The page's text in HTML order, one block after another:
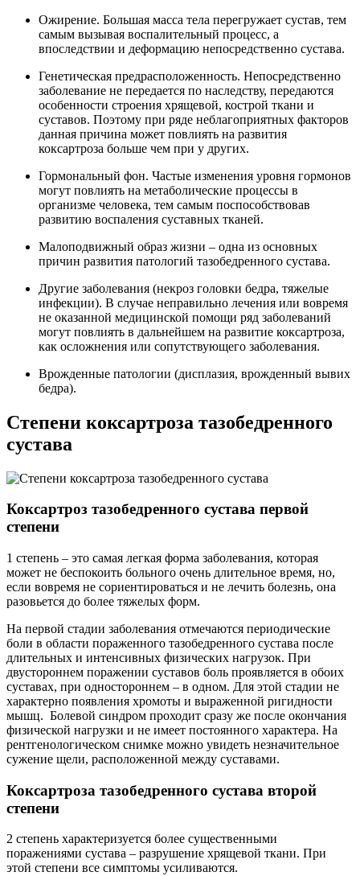
Ожирение. Большая масса тела перегружает сустав, тем
самым вызывая воспалительный процесс, а
впоследствии и деформацию непосредственно сустава.
Генетическая предрасположенность. Непосредственно
заболевание не передается по наследству, передаются
особенности строения хрящевой, кострой ткани и
суставов. Поэтому при ряде неблагоприятных факторов
данная причина может повлиять на развития
коксартроза больше чем при у других.
Гормональный фон. Частые изменения уровня гормонов
могут повлиять на метаболические процессы в
организме человека, тем самым поспособствовав
развитию воспаления суставных тканей.
Малоподвижный образ жизни – одна из основных
причин развития патологий тазобедренного сустава.
Другие заболевания (некроз головки бедра, тяжелые
инфекции). В случае неправильно лечения или вовремя
не оказанной медицинской помощи ряд заболеваний
могут повлиять в дальнейшем на развитие коксартроза,
как осложнения или сопутствующего заболевания.
Врожденные патологии (дисплазия, врожденный вывих
бедра).
Степени коксартроза тазобедренного
сустава
Коксартроз тазобедренного сустава первой
степени
1 степень – это самая легкая форма заболевания, которая
может не беспокоить больного очень длительное время, но,
если вовремя не сориентироваться и не лечить болезнь, она
разовьется до более тяжелых форм.
На первой стадии заболевания отмечаются периодические
боли в области пораженного тазобедренного сустава после
длительных и интенсивных физических нагрузок. При
двустороннем поражении суставов боль проявляется в обоих
суставах, при одностороннем – в одном. Для этой стадии не
характерно появления хромоты и выраженной ригидности
мышц. Болевой синдром проходит сразу же после окончания
физической нагрузки и не имеет постоянного характера. На
рентгенологическом снимке можно увидеть незначительное
сужение щели, расположенной между суставами.
Коксартроза тазобедренного сустава второй
степени
2 степень характеризуется более существенными
поражениями сустава – разрушение хрящевой ткани. При
этой степени все симптомы усиливаются.